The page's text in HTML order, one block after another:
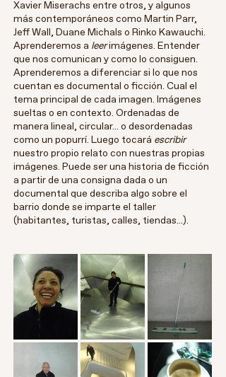
Xavier Miserachs entre otros, y algunos
más contemporáneos como Martin Parr,
Jeff Wall, Duane Michals o Rinko Kawauchi.
Aprenderemos a leerimágenes. Entender
que nos comunican y como lo consiguen.
Aprenderemos a diferenciar si lo que nos
cuentan es documental o ficción. Cual el
tema principal de cada imagen. Imágenes
sueltas o en contexto. Ordenadas de
manera lineal, circular... o desordenadas
como un popurrí. Luego tocará escribir
nuestro propio relato con nuestras propias
imágenes. Puede ser una historia de ficción
a partir de una consigna dada o un
documental que describa algo sobre el
barrio donde se imparte el taller
(habitantes, turistas, calles, tiendas...). ​